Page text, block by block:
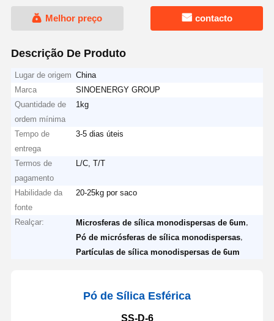
Melhor preço contacto
Descrição De Produto
Lugar de origem China
Marca
SINOENERGY GROUP
Quantidade de
ordem mínima
1kg
Tempo de
entrega
3-5 dias úteis
Termos de
pagamento
L/C, T/T
Habilidade da
fonte
20-25kg por saco
Realçar: Microsferas de sílica monodispersas de 6um
Pó de micrósferas de sílica monodispersas
Partículas de sílica monodispersas de 6um
Pó de Sílica Esférica
SS-D-6